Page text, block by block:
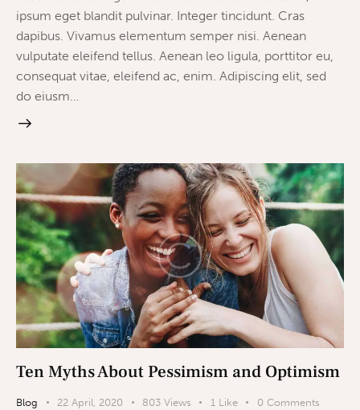
ipsum eget blandit pulvinar. Integer tincidunt. Cras
dapibus. Vivamus elementum semper nisi. Aenean
vulputate eleifend tellus. Aenean leo ligula, porttitor eu,
consequat vitae, eleifend ac, enim. Adipiscing elit, sed
do eiusm…
Ten Myths About Pessimism and Optimism
Blog 22 April, 2020 803 Views 1 Like 0 Comments